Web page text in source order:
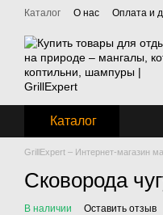
Перейти к основному
Каталог О нас Оплата и
Каталог
GrillExpert – Интернет-магазин
Сковорода
В наличии Оставить отзыв